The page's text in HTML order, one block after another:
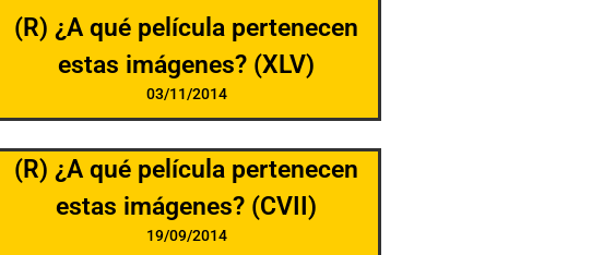
(R) ¿A qué película pertenecen
estas imágenes? (XLV)
03/11/2014
(R) ¿A qué película pertenecen
estas imágenes? (CVII)
19/09/2014